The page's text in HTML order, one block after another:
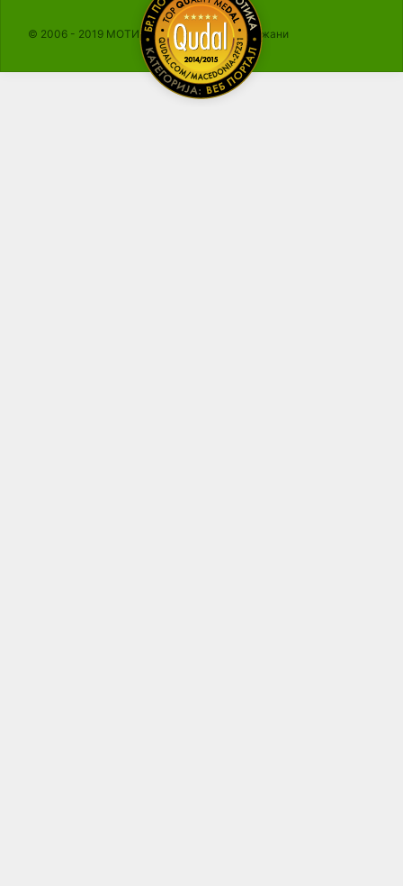
© 2006 - 2019 МОТИКА, Сите права се задржани